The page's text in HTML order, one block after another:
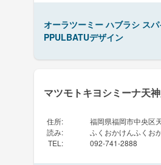
オーラツーミー ハブラシ ス
PPULBATUデザイン
マツモトキヨシミーナ天
住所:
福岡県福岡市中央区
読み:
ふくおかけんふくお
TEL : 092-741-2888